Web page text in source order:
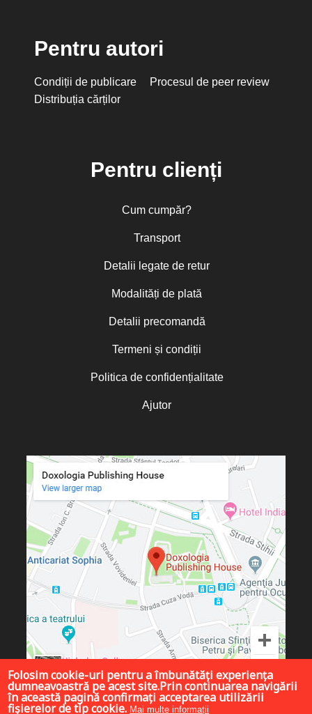
Pentru autori
Condiții de publicare
Procesul de peer review
Distribuția cărților
Pentru clienți
Cum cumpăr?
Transport
Detalii legate de retur
Modalități de plată
Detalii precomandă
Termeni și condiții
Politica de confidențialitate
Ajutor
Folosim cookie-uri pentru a îmbunătăți experiența
dumneavoastră pe acest site.Prin continuarea navigării
în această pagină confirmați acceptarea utilizării
fișierelor de tip cookie. Mai multe informații